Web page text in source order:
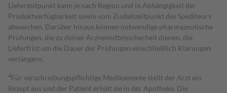
Lieferzeitpunkt kann je nach Region und in Abhängigkeit der
Produktverfügbarkeit sowie vom Zustellzeitpunkt des Spediteurs
abweichen. Darüber hinaus können notwendige pharmazeutische
Prüfungen, die zu deiner Arzneimittelsicherheit dienen, die
Lieferfrist um die Dauer der Prüfungen einschließlich Klärungen
verlängern.
4Für verschreibungspflichtige Medikamente stellt der Arzt ein
Rezept aus und der Patient erhält sie in der Apotheke. Die